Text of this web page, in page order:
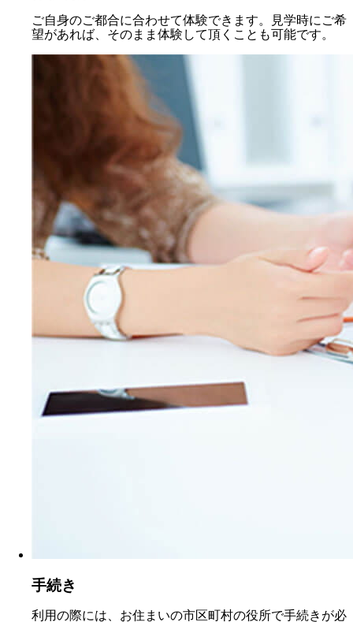
ご自身のご都合に合わせて体験できます。見学時にご希
望があれば、そのまま体験して頂くことも可能です。
手続き
利用の際には、お住まいの市区町村の役所で手続きが必